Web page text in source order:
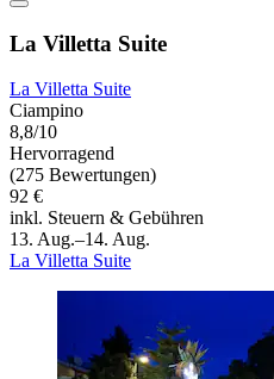
La Villetta Suite
La Villetta Suite
Ciampino
8,8/10
Hervorragend
(275 Bewertungen)
92 €
inkl. Steuern & Gebühren
13. Aug.–14. Aug.
La Villetta Suite